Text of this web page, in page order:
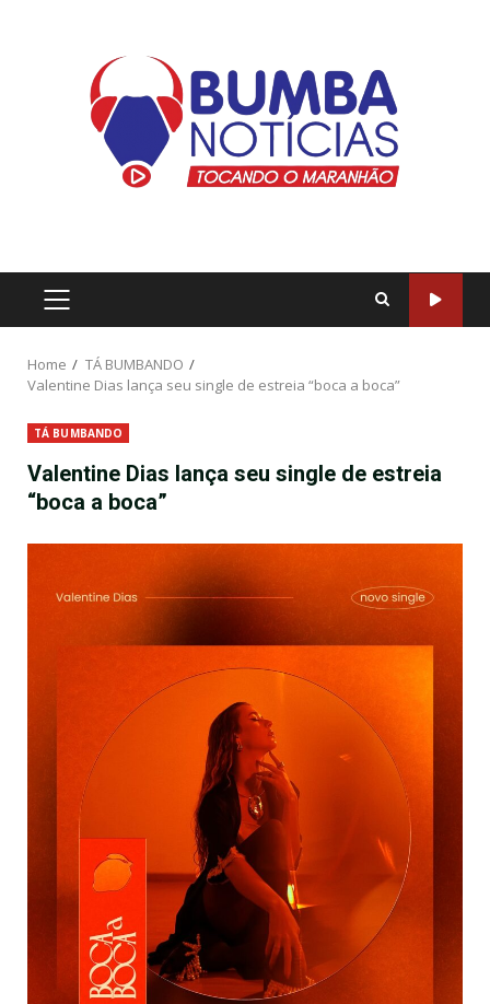
Home
TÁ BUMBANDO
Valentine Dias lança seu single de estreia “boca a boca”
TÁ BUMBANDO
Valentine Dias lança seu single de estreia
“boca a boca”